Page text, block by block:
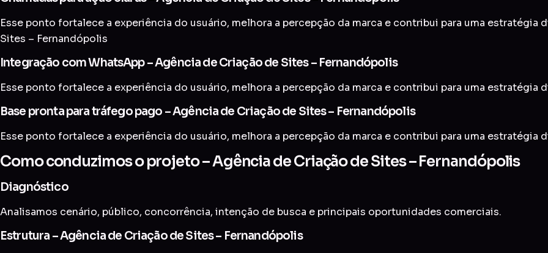
Esse ponto fortalece a experiência do usuário, melhora a percepção da marca e contribui para uma
Sites – Fernandópolis
Integração com WhatsApp – Agência de Criação de Sites – Fernandópolis
Esse ponto fortalece a experiência do usuário, melhora a percepção da marca e contribui para uma estratégia
Base pronta para tráfego pago – Agência de Criação de Sites – Fernandópolis
Esse ponto fortalece a experiência do usuário, melhora a percepção da marca e contribui para uma estratégia
Como conduzimos o projeto – Agência de Criação de Sites – Fernandópolis
Diagnóstico
Analisamos cenário, público, concorrência, intenção de busca e principais oportunidades comerciais.
Estrutura – Agência de Criação de Sites – Fernandópolis